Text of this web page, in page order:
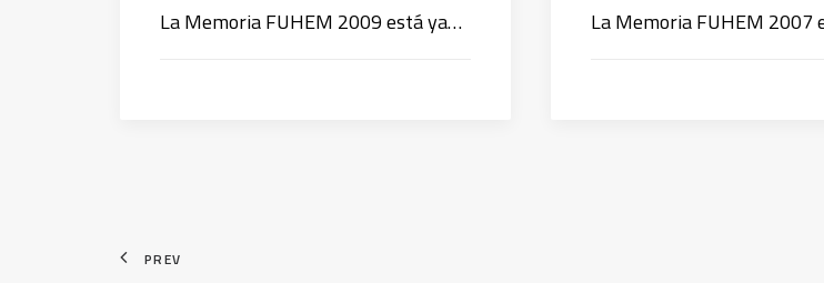
La Memoria FUHEM 2009 está ya… La Memoria FUHEM 2007
PREV